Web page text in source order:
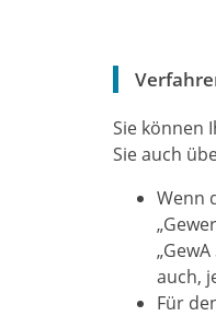
Sie können
Sie auch
Wenn
auch,
Für